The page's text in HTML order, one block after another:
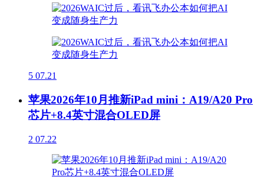
5 07.21
苹果2026年10月推新iPad mini：A19/A20 Pro
芯片+8.4英寸混合OLED屏
2 07.22